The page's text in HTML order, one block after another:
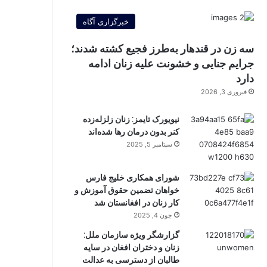
خبرگزاری آگاه
سه زن در قندهار به‌طرز فجیع کشته شدند؛
جرایم جنایی و خشونت علیه زنان ادامه
دارد
فبروری 3, 2026
نیویورک تایمز: زنان زلزله‌زده
کنر بدون درمان رها شده‌اند
سپتامبر 5, 2025
شورای همکاری خلیج فارس
خواهان تضمین حقوق آموزش و
کار زنان در افغانستان شد
جون 4, 2025
گزارشگر ویژه سازمان ملل:
زنان و دختران افغان در سایه
طالبان از دسترسی به عدالت